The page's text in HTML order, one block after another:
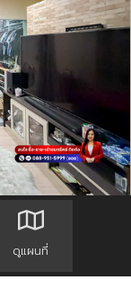
ดูแผนที่